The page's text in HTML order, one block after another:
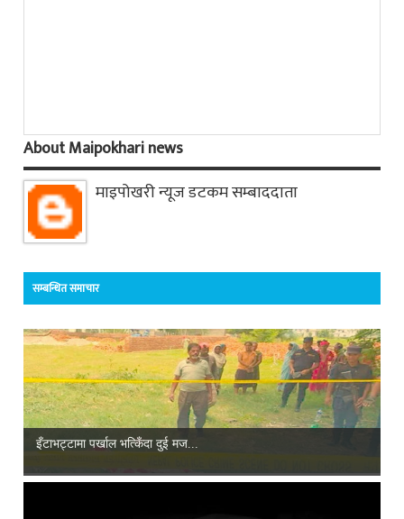
About Maipokhari news
माइपोखरी न्यूज डटकम सम्बाददाता
सम्बन्धित समाचार
इँटाभट्टामा पर्खाल भत्किँदा दुई मज...